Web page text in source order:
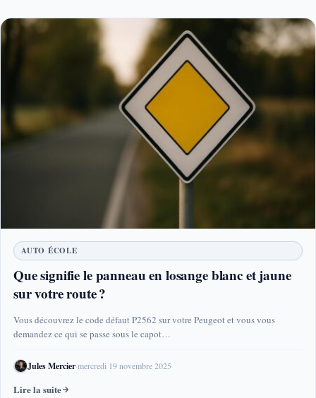
AUTO ÉCOLE
Que signifie le panneau en losange blanc et jaune
sur votre route ?
Vous découvrez le code défaut P2562 sur votre Peugeot et vous vous
demandez ce qui se passe sous le capot…
Jules Mercier·mercredi 19 novembre 2025
Lire la suite